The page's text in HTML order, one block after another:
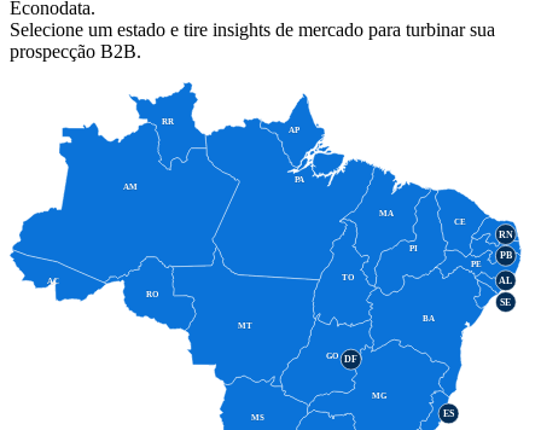
Econodata.
Selecione um estado e tire insights de mercado para turbinar sua
prospecção B2B.
MA
PA
BA
AP
MS
MG
GO
TO
PI
CE
RR
PE
AM
MT
AC
RO
RN
PB
AL
SE
DF
ES